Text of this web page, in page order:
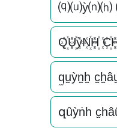
⒬⒰ỳ⒩⒣
Q꙰U꙰ỳN꙰H꙰
q̫u̫ỳn̫h̫
զȗỳṅһ